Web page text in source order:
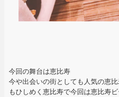
今回の舞台は恵比寿
今や出会いの街としても人気の恵
もひしめく恵比寿で今回は恵比寿